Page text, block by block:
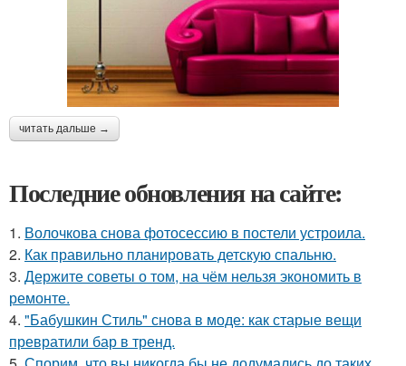
читать дальше →
Последние обновления на сайте:
1. Волочкова снова фотосессию в постели устроила.
2. Как правильно планировать детскую спальню.
3. Держите советы о том, на чём нельзя экономить в
ремонте.
4. "Бабушкин Стиль" снова в моде: как старые вещи
превратили бар в тренд.